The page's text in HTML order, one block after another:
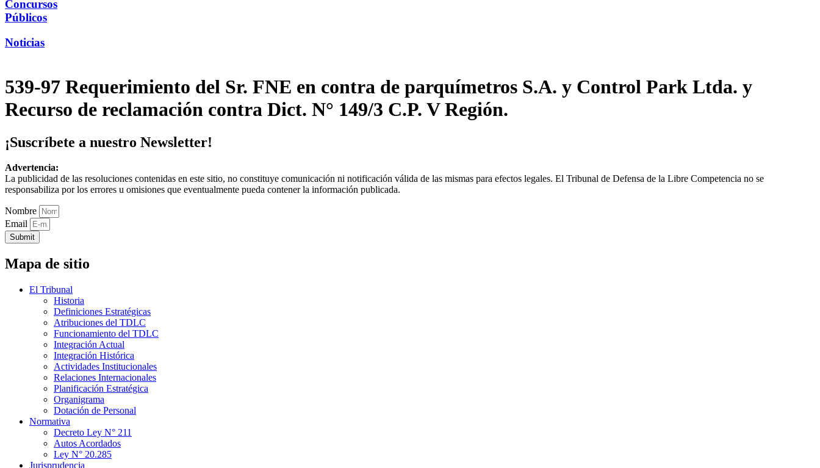
Concursos
Públicos
Noticias
539-97 Requerimiento del Sr. FNE en contra de parquímetros S.A. y Control Park Ltda. y
Recurso de reclamación contra Dict. N° 149/3 C.P. V Región.
¡Suscríbete a nuestro Newsletter!
Advertencia:
La publicidad de las resoluciones contenidas en este sitio, no constituye comunicación ni notificación válida de las mismas para efectos legales. El Tribunal de Defensa de la Libre Competencia no se
responsabiliza por los errores u omisiones que eventualmente pueda contener la información publicada.
Nombre
Email
Submit
Mapa de sitio
El Tribunal
Historia
Definiciones Estratégicas
Atribuciones del TDLC
Funcionamiento del TDLC
Integración Actual
Integración Histórica
Actividades Institucionales
Relaciones Internacionales
Planificación Estratégica
Organigrama
Dotación de Personal
Normativa
Decreto Ley N° 211
Autos Acordados
Ley N° 20.285
Jurisprudencia